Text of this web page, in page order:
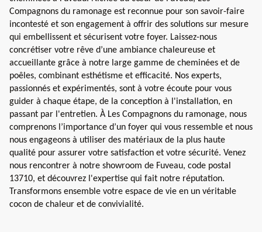
Compagnons du ramonage est reconnue pour son savoir-faire
incontesté et son engagement à offrir des solutions sur mesure
qui embellissent et sécurisent votre foyer. Laissez-nous
concrétiser votre rêve d’une ambiance chaleureuse et
accueillante grâce à notre large gamme de cheminées et de
poêles, combinant esthétisme et efficacité. Nos experts,
passionnés et expérimentés, sont à votre écoute pour vous
guider à chaque étape, de la conception à l'installation, en
passant par l'entretien. À Les Compagnons du ramonage, nous
comprenons l’importance d’un foyer qui vous ressemble et nous
nous engageons à utiliser des matériaux de la plus haute
qualité pour assurer votre satisfaction et votre sécurité. Venez
nous rencontrer à notre showroom de Fuveau, code postal
13710, et découvrez l'expertise qui fait notre réputation.
Transformons ensemble votre espace de vie en un véritable
cocon de chaleur et de convivialité.